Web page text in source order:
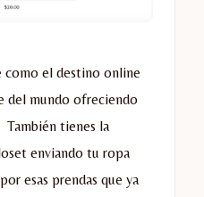
como el destino online
del mundo ofreciendo
También tienes la
enviando tu ropa
esas prendas que ya